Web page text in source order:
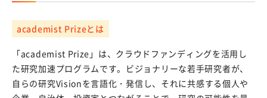
東海国立大学機構スタートアップ統括室
知的財産マネジメント
概要
academist Prizeとは
「academist Prize」は、クラウドファンディングを活用し
た研究加速プログラムです。ビジョナリーな若手研究者が、
自らの研究Visionを言語化・発信し、それに共感する個人や